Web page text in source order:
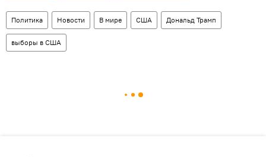
Политика Новости В мире США Дональд Трамп
выборы в США